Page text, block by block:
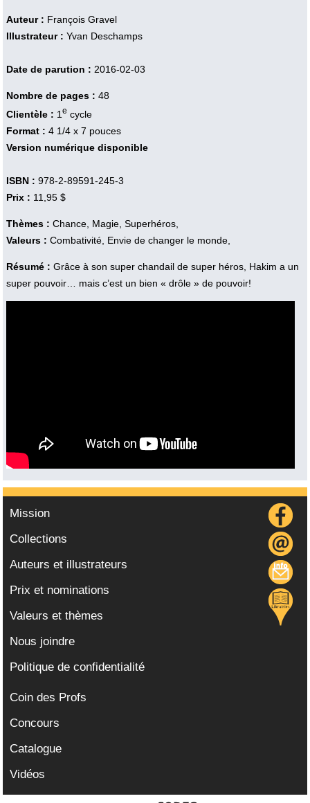
Auteur : François Gravel
Illustrateur : Yvan Deschamps
Date de parution : 2016-02-03
Nombre de pages : 48
Clientèle : 1 e cycle
Format : 4 1/4 x 7 pouces
Version numérique disponible
ISBN : 978-2-89591-245-3
Prix : 11,95 $
Thèmes : Chance, Magie, Superhéros,
Valeurs : Combativité, Envie de changer le monde,
Résumé : Grâce à son super chandail de super héros, Hakim a un
super pouvoir… mais c’est un bien « drôle » de pouvoir!
Mission
Collections
Auteurs et illustrateurs
Prix et nominations
Valeurs et thèmes
Nous joindre
Politique de confidentialité
Coin des Profs
Concours
Catalogue
Vidéos